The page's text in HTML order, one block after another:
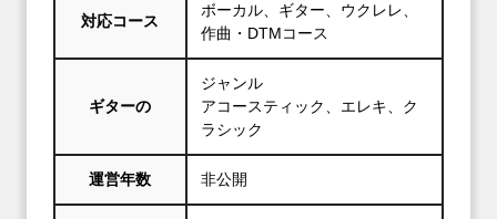
対応コース
ボーカル、ギター、ウクレレ、
作曲・DTMコース
ギターの
ジャンル
アコースティック、エレキ、ク
ラシック
運営年数 非公開